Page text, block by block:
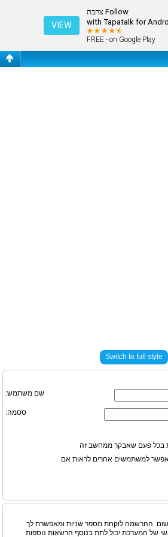
Follow צהבת
with Tapatalk for
FREE - on Google Play
VIEW
Switch to full style
שם משתמש:
ססמה:
בכל פעם שאבקר ממחשב זה
למשתמשים אחרים לראות אם
ההרשמה לוקחת מספר שניות ומאפשרת לך
של המערכת יכול לתת בנוסף הרשאות נוספות